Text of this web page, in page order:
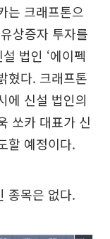
는 크래프톤으
상증자 투자를
법인 ‘에이펙
혔다. 크래프톤
에 신설 법인의
쏘카 대표가 신
할 예정이다.
종목은 없다.